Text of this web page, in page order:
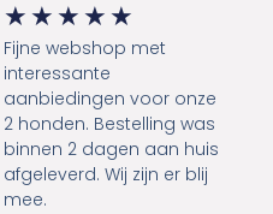
★ ★ ★ ★ ★
Fijne webshop met
interessante
aanbiedingen voor onze
2 honden. Bestelling was
binnen 2 dagen aan huis
afgeleverd. Wij zijn er blij
mee.